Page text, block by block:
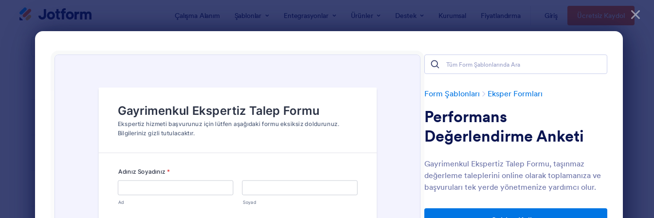
Çalışma Alanım Şablonlar Entegrasyonlar Ürünler Destek Kurumsal Fiyatlandırma Giriş Ücretsiz Kaydol
Form Şablonları Eksper Formları
Performans
Değerlendirme Anketi
Gayrimenkul Ekspertiz Talep Formu, taşınmaz
değerleme taleplerini online olarak toplamanıza ve
başvuruları tek yerde yönetmenize yardımcı olur.
Önizleme: Tekne Değerlendirme Anketi 🚤 : Gayrimenkul Değerlendirme AnketiÖnizleme: Performans
Klasik